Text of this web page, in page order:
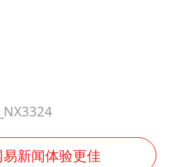
新闻体验更佳